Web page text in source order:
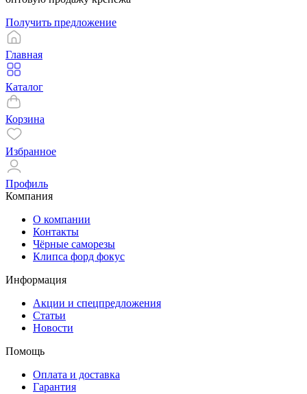
Получить предложение
Главная
Каталог
Корзина
Избранное
Профиль
Компания
О компании
Контакты
Чёрные саморезы
Клипса форд фокус
Информация
Акции и спецпредложения
Статьи
Новости
Помощь
Оплата и доставка
Гарантия